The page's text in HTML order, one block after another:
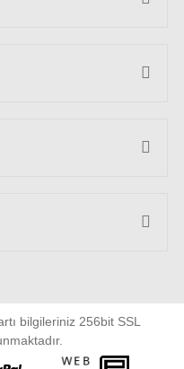
bilgileriniz 256bit SSL
WEB